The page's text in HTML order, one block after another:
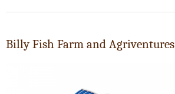
Billy Fish Farm and Agriventures